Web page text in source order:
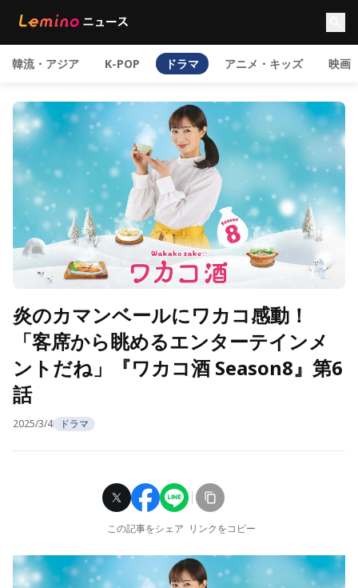
韓流・アジア K-POP ドラマ アニメ・キッズ 映画
炎のカマンベールにワカコ感動！
「客席から眺めるエンターテインメ
ントだね」『ワカコ酒 Season8』第6
話
2025/3/4 ドラマ
この記事をシェア リンクをコピー